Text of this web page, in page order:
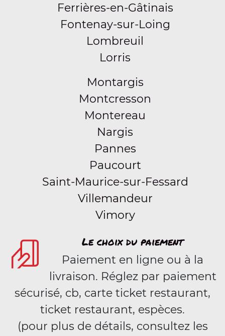
Ferrières-en-Gâtinais
Fontenay-sur-Loing
Lombreuil
Lorris
Montargis
Montcresson
Montereau
Nargis
Pannes
Paucourt
Saint-Maurice-sur-Fessard
Villemandeur
Vimory
Le choix du paiement
Paiement en ligne ou à la
livraison. Réglez par paiement
sécurisé, cb, carte ticket restaurant,
ticket restaurant, espèces.
(pour plus de détails, consultez les